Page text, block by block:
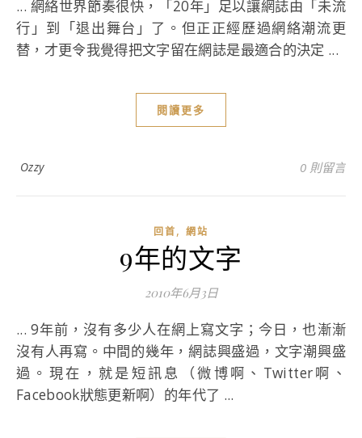
... 網絡世界節奏很快，「20年」足以讓網誌由「未流
行」到「退出舞台」了。但正正經歷過網絡潮流更
替，才更令我覺得把文字留在網誌是最適合的決定 ...
閱讀更多
Ozzy 0 則留言
回首, 網站
9年的文字
2010年6月3日
... 9年前，沒有多少人在網上寫文字；今日，也漸漸
沒有人再寫。中間的幾年，網誌興盛過，文字潮興盛
過。現在，就是短訊息（微博啊、Twitter啊、
Facebook狀態更新啊）的年代了 ...